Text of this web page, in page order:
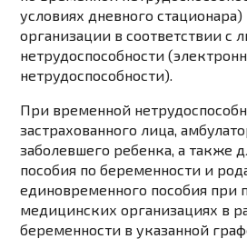
условиях дневного
организации в соответствии с
нетрудоспособности
нетрудоспособности).
При временной
застрахованного лица,
заболевшего ребенка, а также
пособия по беременности и
единовременного пособия при
медицинских организациях в
беременности в указанной